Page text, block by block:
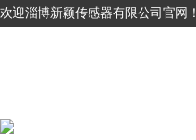
欢迎淄博新颖传感器有限公司官网！